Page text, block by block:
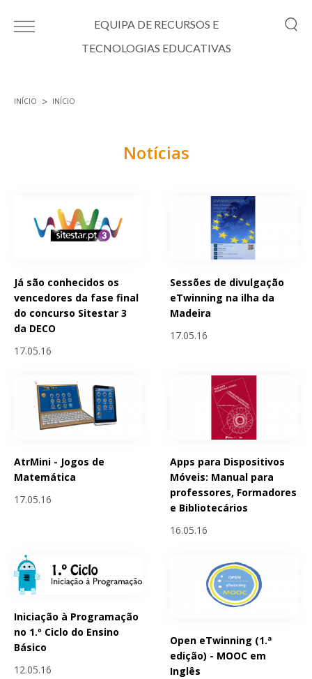
EQUIPA DE RECURSOS E
TECNOLOGIAS EDUCATIVAS
INÍCIO INÍCIO
Notícias
Já são conhecidos os
vencedores da fase final
do concurso Sitestar 3
da DECO
17.05.16
Sessões de divulgação
eTwinning na ilha da
Madeira
17.05.16
AtrMini - Jogos de
Matemática
17.05.16
Apps para Dispositivos
Móveis: Manual para
professores, Formadores
e Bibliotecários
16.05.16
Iniciação à Programação
no 1.º Ciclo do Ensino
Básico
12.05.16
Open eTwinning (1.ª
edição) - MOOC em
Inglês
Páginas